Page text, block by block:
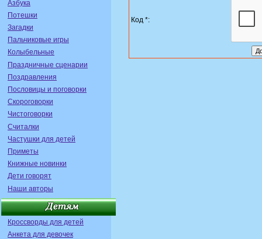
Азбука
Потешки
Загадки
Пальчиковые игры
Колыбельные
Праздничные сценарии
Поздравления
Пословицы и поговорки
Скороговорки
Чистоговорки
Считалки
Частушки для детей
Приметы
Книжные новинки
Дети говорят
Наши авторы
Кроссворды для детей
Анкета для девочек
Код *: